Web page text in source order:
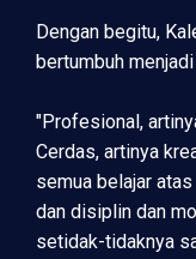
Dengan begitu,
bertumbuh
"Profesional,
Cerdas, artinya
semua belajar
dan disiplin dan
setidak-tidaknya